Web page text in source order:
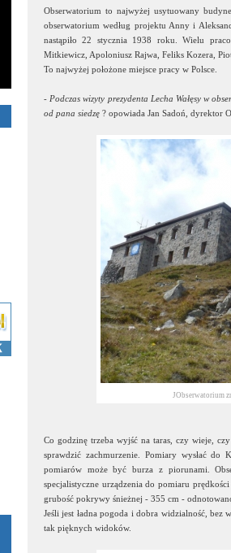
Obserwatorium to najwyżej usytuowany
obserwatorium według projektu Anny i
nastąpiło 22 stycznia 1938 roku. Wielu
Mitkiewicz, Apoloniusz Rajwa, Feliks Kozera,
To najwyżej położone miejsce pracy w Polsce.
- Podczas wizyty prezydenta Lecha Wałęsy w
od pana siedzę ? opowiada Jan Sadoń, dyrektor
JObserwatorium
Co godzinę trzeba wyjść na taras, czy wieje,
sprawdzić zachmurzenie. Pomiary wysłać
pomiarów może być burza z piorunami.
specjalistyczne urządzenia do pomiaru
grubość pokrywy śnieżnej - 355 cm -
Jeśli jest ładna pogoda i dobra widzialność, bez
tak pięknych widoków.